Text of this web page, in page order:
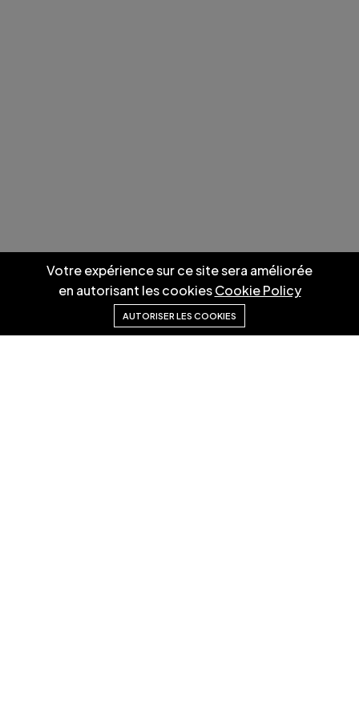
Votre expérience sur ce site sera améliorée
en autorisant les cookiesCookie Policy
AUTORISER LES COOKIES